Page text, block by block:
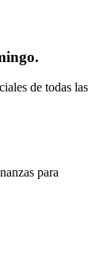
de todas las
para